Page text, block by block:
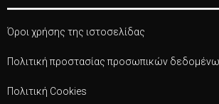
Όροι χρήσης της ιστοσελίδας
Πολιτική προστασίας προσωπικών
Πολιτική Cookies